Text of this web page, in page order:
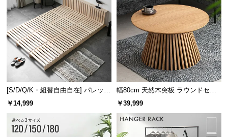
o.,
横幅 奥行
835㎜ 200㎜
スタイリッシュなデザイン
木の温もりと無機質なスチールをアクセントに、ス
タイリッシュなデザインに仕上げました。
[S/D/Q/K・組替自由自在] パレット
ベッド 8/12/16枚セット
￥14,999
幅80cm 天然木突板 ラウンドセン
ターテーブル 美しい格子デザイン
￥39,999